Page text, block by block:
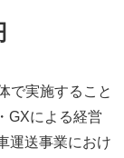
で実施すること
GXによる経営
運送事業におけ